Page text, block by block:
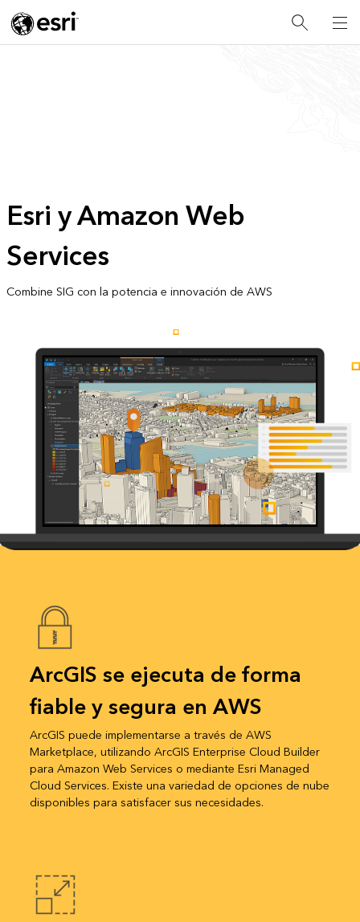
Esri y Amazon Web
Services
Combine SIG con la potencia e innovación de AWS
ArcGIS se ejecuta de forma
fiable y segura en AWS
ArcGIS puede implementarse a través de AWS
Marketplace, utilizando ArcGIS Enterprise Cloud Builder
para Amazon Web Services o mediante Esri Managed
Cloud Services. Existe una variedad de opciones de nube
disponibles para satisfacer sus necesidades.